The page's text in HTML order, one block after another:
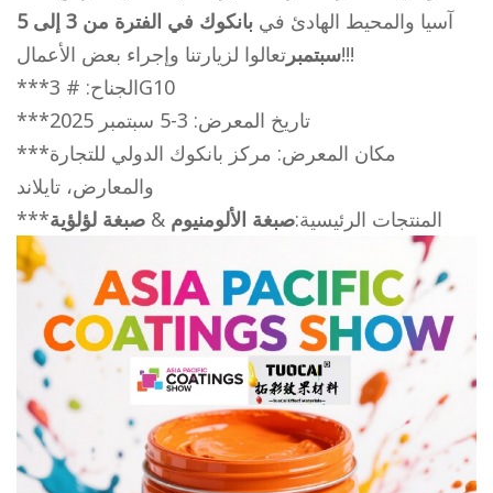
آسيا والمحيط الهادئ في
بانكوك في الفترة من 3 إلى 5
سبتمبرتعالوا لزيارتنا وإجراء بعض الأعمال!!!
***الجناح: # 3G10
***تاريخ المعرض: 3-5 سبتمبر 2025
***مكان المعرض: مركز بانكوك الدولي للتجارة
والمعارض، تايلاند
***المنتجات الرئيسية:صبغة الألومنيوم & صبغة لؤلؤية